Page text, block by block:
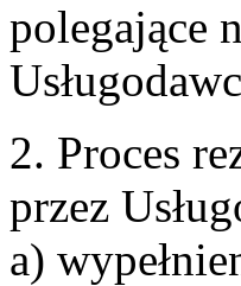
polegające
2. Proces
przez
a)